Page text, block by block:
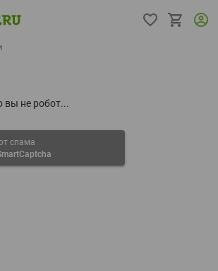
вы не робот...
спама